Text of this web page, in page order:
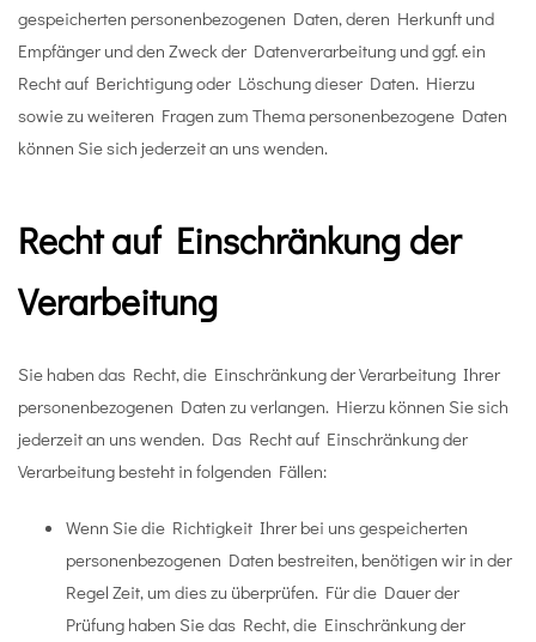
gespeicherten personenbezogenen Daten, deren Herkunft und
Empfänger und den Zweck der Datenverarbeitung und ggf. ein
Recht auf Berichtigung oder Löschung dieser Daten. Hierzu
sowie zu weiteren Fragen zum Thema personenbezogene Daten
können Sie sich jederzeit an uns wenden.
Recht auf Einschränkung der
Verarbeitung
Sie haben das Recht, die Einschränkung der Verarbeitung Ihrer
personenbezogenen Daten zu verlangen. Hierzu können Sie sich
jederzeit an uns wenden. Das Recht auf Einschränkung der
Verarbeitung besteht in folgenden Fällen:
Wenn Sie die Richtigkeit Ihrer bei uns gespeicherten
personenbezogenen Daten bestreiten, benötigen wir in der
Regel Zeit, um dies zu überprüfen. Für die Dauer der
Prüfung haben Sie das Recht, die Einschränkung der